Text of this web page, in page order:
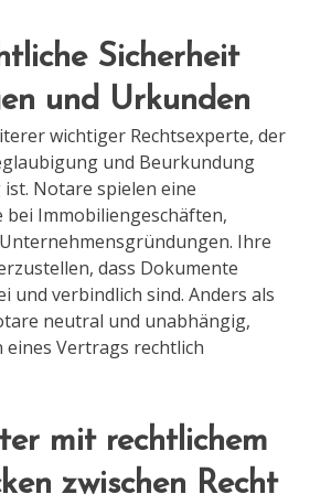
Sicherheit
und Urkunden
wichtiger Rechtsexperte, der
und Beurkundung
Notare spielen eine
bei Immobiliengeschäften,
Ihre
dass Dokumente
und verbindlich sind. Anders als
neutral und unabhängig,
eines Vertrags rechtlich
mit rechtlichem
zwischen Recht